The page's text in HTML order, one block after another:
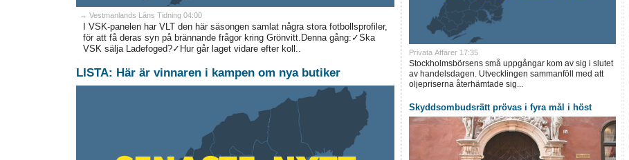
→ Vestmanlands Läns Tidning 04:00
I VSK-panelen har VLT den här säsongen samlat några stora fotbollsprofiler,
för att få deras syn på brännande frågor kring Grönvitt.Denna gång:✓Ska
VSK sälja Ladefoged?✓Hur går laget vidare efter koll..
LISTA: Här är vinnaren i kampen om nya butiker
Privata Affärer 17:35
Stockholmsbörsens små uppgångar kom av sig i slutet
av handelsdagen. Utvecklingen sammanföll med att
oljepriserna återhämtade sig...
Skyddsombudsrätt prövas i fyra mål i höst